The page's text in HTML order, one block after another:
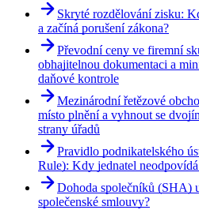
Skryté rozdělování zisku:
a začíná porušení zákona?
Převodní ceny ve firemní
obhajitelnou dokumentaci a
daňové kontrole
Mezinárodní řetězové
místo plnění a vyhnout se
strany úřadů
Pravidlo podnikatelského
Rule): Kdy jednatel neodpovídá
Dohoda společníků (SHA)
společenské smlouvy?